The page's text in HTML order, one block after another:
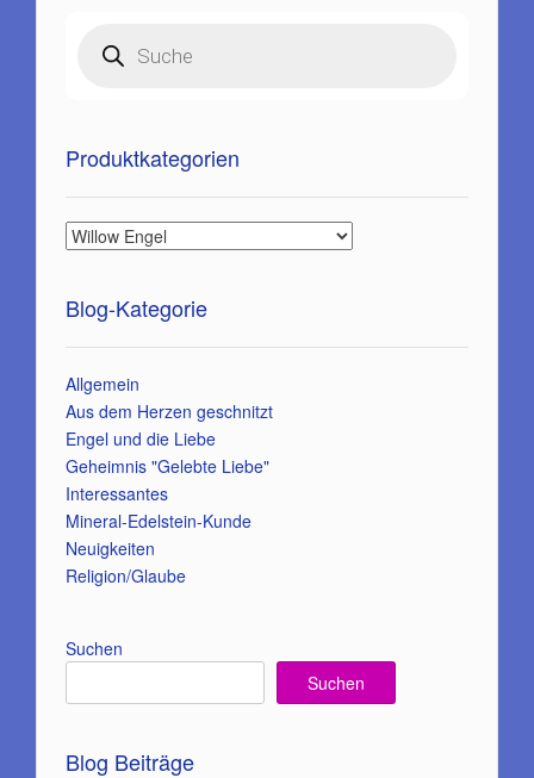
search
Produktkategorien
Blog-Kategorie
Allgemein
Aus dem Herzen geschnitzt
Engel und die Liebe
Geheimnis "Gelebte Liebe"
Interessantes
Mineral-Edelstein-Kunde
Neuigkeiten
Religion/Glaube
Suchen
Suchen
Blog Beiträge